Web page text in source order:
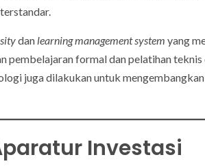
dan learning management system yang
pembelajaran formal dan pelatihan teknis
juga dilakukan untuk
Investasi